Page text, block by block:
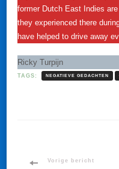
former Dutch East Indies
they experienced there
have helped to drive away
Ricky Turpijn
TAGS: NEGATIEVE GEDACHTEN
Vorige bericht